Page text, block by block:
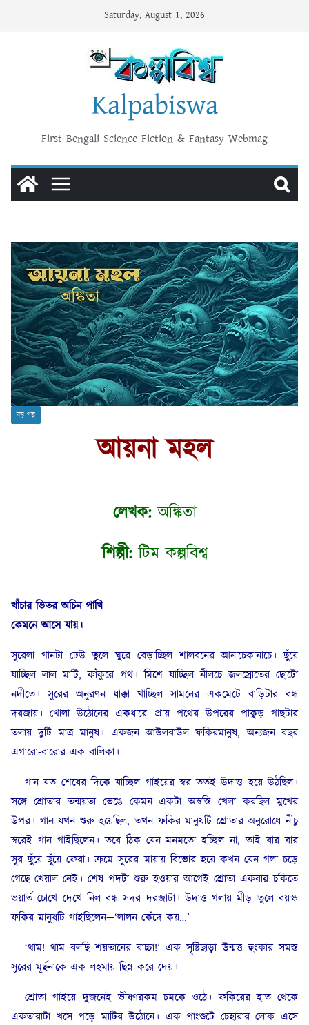
Saturday, August 1, 2026
Kalpabiswa
First Bengali Science Fiction & Fantasy Webmag
বড় গল্প
আয়না মহল
লেখক:অঙ্কিতা
শিল্পী:টিম কল্পবিশ্ব
খাঁচার ভিতর অচিন পাখি
কেমনে আসে যায়।
সুরেলা গানটা ঢেউ তুলে ঘুরে বেড়াচ্ছিল শালবনের আনাচেকানাচে। ছুঁয়ে
যাচ্ছিল লাল মাটি, কাঁকুরে পথ। মিশে যাচ্ছিল নীলচে জলস্রোতের ছোটো
নদীতে। সুরের অনুরণন ধাক্কা খাচ্ছিল সামনের একমেটে বাড়িটার বন্ধ
দরজায়। খোলা উঠোনের একধারে প্রায় পথের উপরের পাকুড় গাছটার
তলায় দুটি মাত্র মানুষ। একজন আউলবাউল ফকিরমানুষ, অন্যজন বছর
এগারো-বারোর এক বালিকা।
গান যত শেষের দিকে যাচ্ছিল গাইয়ের স্বর ততই উদাত্ত হয়ে উঠছিল।
সঙ্গে শ্রোতার তন্ময়তা ভেঙে কেমন একটা অস্বস্তি খেলা করছিল মুখের
উপর। গান যখন শুরু হয়েছিল, তখন ফকির মানুষটি শ্রোতার অনুরোধে নীচু
স্বরেই গান গাইছিলেন। তবে ঠিক যেন মনমতো হচ্ছিল না, তাই বার বার
সুর ছুঁয়ে ছুঁয়ে ফেরা। ক্রমে সুরের মায়ায় বিভোর হয়ে কখন যেন গলা চড়ে
গেছে খেয়াল নেই। শেষ পদটা শুরু হওয়ার আগেই শ্রোতা একবার চকিতে
ভয়ার্ত চোখে দেখে নিল বন্ধ সদর দরজাটা। উদাত্ত গলায় মীড় তুলে বয়স্ক
ফকির মানুষটি গাইছিলেন—‘লালন কেঁদে কয়…’
‘থাম! থাম বলছি শয়তানের বাচ্চা!’ এক সৃষ্টিছাড়া উন্মত্ত হুংকার সমস্ত
সুরের মূর্ছনাকে এক লহমায় ছিন্ন করে দেয়।
শ্রোতা গাইয়ে দুজনেই ভীষণরকম চমকে ওঠে। ফকিরের হাত থেকে
একতারাটা খসে পড়ে মাটির উঠোনে। এক পাংশুটে চেহারার লোক এসে